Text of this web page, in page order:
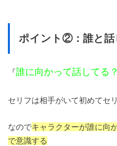
ポイント②：誰と話
『誰に向かって話してる？
セリフは相手がいて初めてセ
なのでキャラクターが誰に向
で意識する